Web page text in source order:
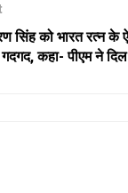
सिंह को भारत रत्न के
गदगद, कहा- पीएम ने